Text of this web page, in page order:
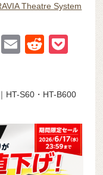
Theatre System
Li
E
R
di
t
et
HT-S60・HT-B600